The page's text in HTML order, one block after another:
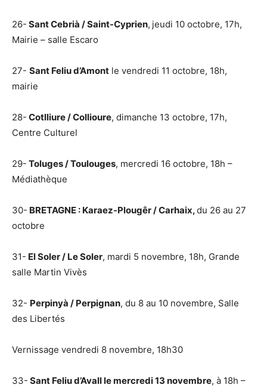
26- Sant Cebrià / Saint-Cyprien, jeudi 10 octobre, 17h,
Mairie – salle Escaro
27- Sant Feliu d’Amont le vendredi 11 octobre, 18h,
mairie
28- Cotlliure / Collioure, dimanche 13 octobre, 17h,
Centre Culturel
29- Toluges / Toulouges, mercredi 16 octobre, 18h –
Médiathèque
30- BRETAGNE : Karaez-Plougêr / Carhaix,du 26 au 27
octobre
31- El Soler / Le Soler, mardi 5 novembre, 18h, Grande
salle Martin Vivès
32- Perpinyà / Perpignan, du 8 au 10 novembre, Salle
des Libertés
Vernissage vendredi 8 novembre, 18h30
33- Sant Feliu d’Avall le mercredi 13 novembre, à 18h –